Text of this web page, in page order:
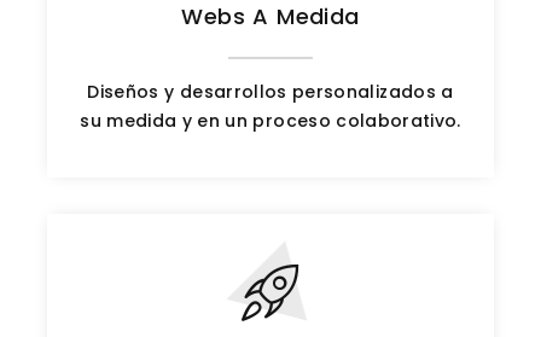
Webs A Medida
Diseños y desarrollos personalizados a
su medida y en un proceso colaborativo.